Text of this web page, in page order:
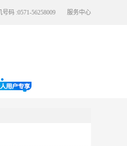
号码 :0571-56258009 服务中心